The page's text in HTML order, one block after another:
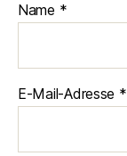
Name *
E-Mail-Adresse *